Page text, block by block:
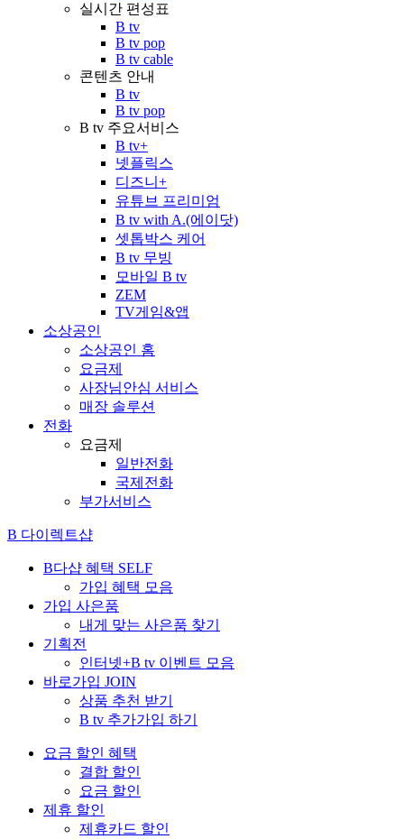
실시간 편성표
B tv
B tv pop
B tv cable
콘텐츠 안내
B tv
B tv pop
B tv 주요서비스
B tv+
넷플릭스
디즈니+
유튜브 프리미엄
B tv with A.(에이닷)
셋톱박스 케어
B tv 무빙
모바일 B tv
ZEM
TV게임&앱
소상공인
소상공인 홈
요금제
사장님안심 서비스
매장 솔루션
전화
요금제
일반전화
국제전화
부가서비스
B 다이렉트샵
B다샵 혜택 SELF
가입 혜택 모음
가입 사은품
내게 맞는 사은품 찾기
기획전
인터넷+B tv 이벤트 모음
바로가입 JOIN
상품 추천 받기
B tv 추가가입 하기
요금 할인 혜택
결합 할인
요금 할인
제휴 할인
제휴카드 할인